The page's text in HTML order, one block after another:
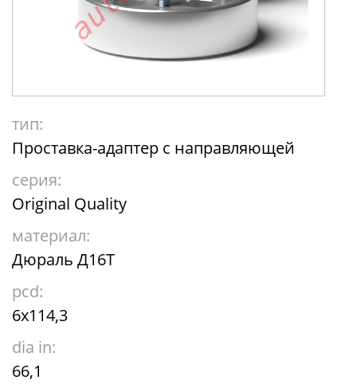
тип:
Проставка-адаптер с направляющей
серия:
Original Quality
материал:
Дюраль Д16Т
pcd:
6x114,3
dia in:
66,1